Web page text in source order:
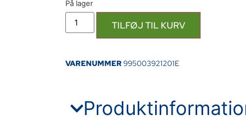
TILFØJ TIL KURV
VARENUMMER 995003921201E